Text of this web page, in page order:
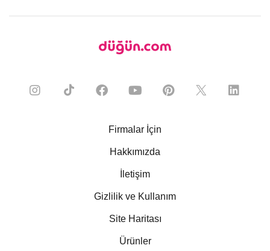
Firmalar İçin
Hakkımızda
İletişim
Gizlilik ve Kullanım
Site Haritası
Ürünler